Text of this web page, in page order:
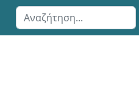
Αναζήτηση...